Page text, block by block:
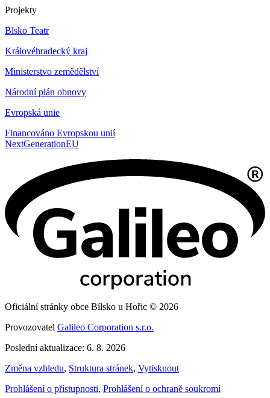
Projekty
Blsko Teatr
Královéhradecký kraj
Ministerstvo zemědělství
Národní plán obnovy
Evropská unie
Financováno Evropskou unií
NextGenerationEU
Oficiální stránky obce Bílsko u Hořic © 2026
Provozovatel Galileo Corporation s.r.o.
Poslední aktualizace: 6. 8. 2026
Změna vzhledu, Struktura stránek, Vytisknout
Prohlášení o přístupnosti, Prohlášení o ochraně soukromí